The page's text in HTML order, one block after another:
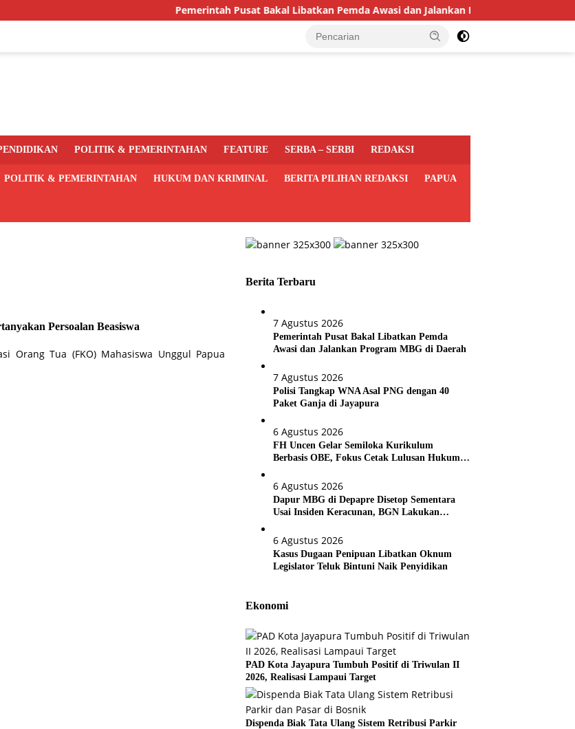
Pemerintah Pusat Bakal Libatkan Pemda Awasi dan Jalankan Program MBG di Daerah
POLITIK & PEMERINTAHAN FEATURE SERBA – SERBI REDAKSI
POLITIK & PEMERINTAHAN HUKUM DAN KRIMINAL BERITA PILIHAN REDAKSI PAPUA
Persoalan Beasiswa
Orang Tua (FKO) Mahasiswa Unggul Papua
Berita Terbaru
7 Agustus 2026
Pemerintah Pusat Bakal Libatkan Pemda
Awasi dan Jalankan Program MBG di Daerah
7 Agustus 2026
Polisi Tangkap WNA Asal PNG dengan 40
Paket Ganja di Jayapura
6 Agustus 2026
FH Uncen Gelar Semiloka Kurikulum
Berbasis OBE, Fokus Cetak Lulusan Hukum
6 Agustus 2026
Dapur MBG di Depapre Disetop Sementara
Usai Insiden Keracunan, BGN Lakukan
6 Agustus 2026
Kasus Dugaan Penipuan Libatkan Oknum
Legislator Teluk Bintuni Naik Penyidikan
Ekonomi
PAD Kota Jayapura Tumbuh Positif di Triwulan II
2026, Realisasi Lampaui Target
Dispenda Biak Tata Ulang Sistem Retribusi Parkir